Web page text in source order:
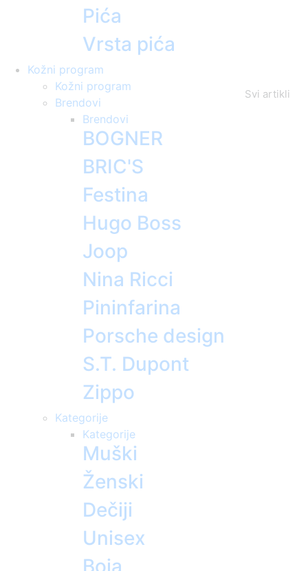
Pića
Vrsta pića
Kožni program
Svi artikli
Kožni program
Brendovi
Brendovi
BOGNER
BRIC'S
Festina
Hugo Boss
Joop
Nina Ricci
Pininfarina
Porsche design
S.T. Dupont
Zippo
Kategorije
Kategorije
Muški
Ženski
Dečiji
Unisex
Boja